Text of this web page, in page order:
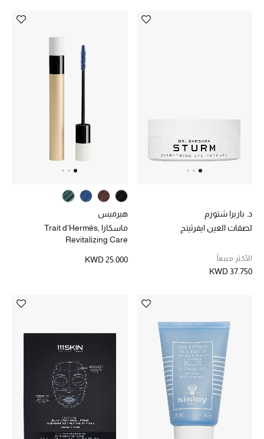
تسوقوا جميع الهدايا
هدايا حسب المرسل إليه
هدايا حسب المناسبة
هدايا حسب الفئة
د. باربرا شتورم
لصقات العين ايفرثينج
الأكثر مبيعاً
KWD 37.750
هيرميس
ماسكارا Trait d'Hermès,
Revitalizing Care
KWD 25.000